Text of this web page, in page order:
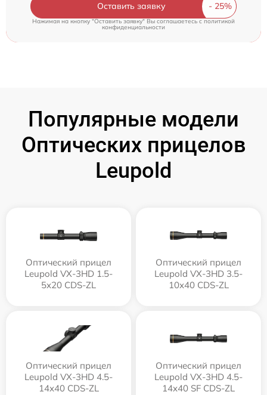
Оставить заявку
Нажимая на кнопку "Оставить заявку" Вы соглашаетесь c политикой
конфиденциальности
Популярные модели
Оптических прицелов
Leupold
Оптический прицел
Leupold VX-3HD 1.5-
5x20 CDS-ZL
Оптический прицел
Leupold VX-3HD 3.5-
10x40 CDS-ZL
Оптический прицел
Leupold VX-3HD 4.5-
14x40 CDS-ZL
Оптический прицел
Leupold VX-3HD 4.5-
14x40 SF CDS-ZL